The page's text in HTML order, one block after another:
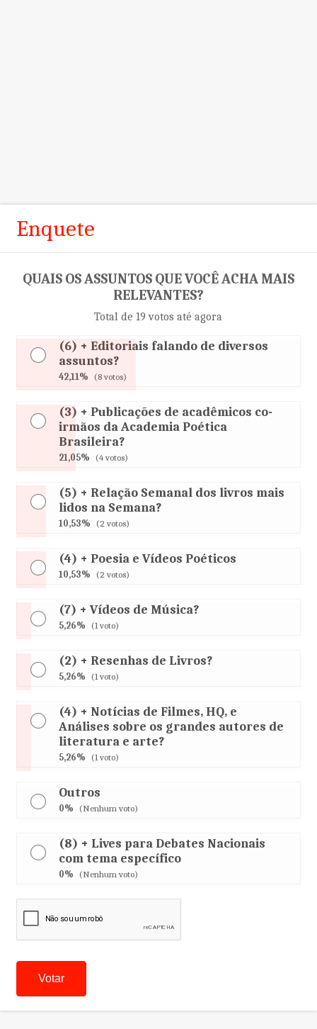
Enquete
QUAIS OS ASSUNTOS QUE VOCÊ ACHA MAIS
RELEVANTES?
Total de 19 votos até agora
(6) + Editoriais falando de diversos
assuntos?
42,11% (8 votos)
(3) + Publicações de acadêmicos co-
irmãos da Academia Poética
Brasileira?
21,05% (4 votos)
(5) + Relação Semanal dos livros mais
lidos na Semana?
10,53% (2 votos)
(4) + Poesia e Vídeos Poéticos
10,53% (2 votos)
(7) + Vídeos de Música?
5,26% (1 voto)
(2) + Resenhas de Livros?
5,26% (1 voto)
(4) + Notícias de Filmes, HQ, e
Análises sobre os grandes autores de
literatura e arte?
5,26% (1 voto)
Outros
0% (Nenhum voto)
(8) + Lives para Debates Nacionais
com tema específico
0% (Nenhum voto)